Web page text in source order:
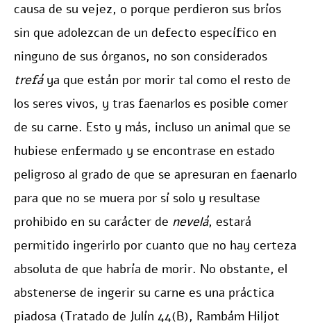
causa de su vejez, o porque perdieron sus bríos
sin que adolezcan de un defecto específico en
ninguno de sus órganos, no son considerados
trefáya que están por morir tal como el resto de
los seres vivos, y tras faenarlos es posible comer
de su carne. Esto y más, incluso un animal que se
hubiese enfermado y se encontrase en estado
peligroso al grado de que se apresuran en faenarlo
para que no se muera por sí solo y resultase
prohibido en su carácter de nevelá, estará
permitido ingerirlo por cuanto que no hay certeza
absoluta de que habría de morir. No obstante, el
abstenerse de ingerir su carne es una práctica
piadosa (Tratado de Julín 44(B), Rambám Hiljot